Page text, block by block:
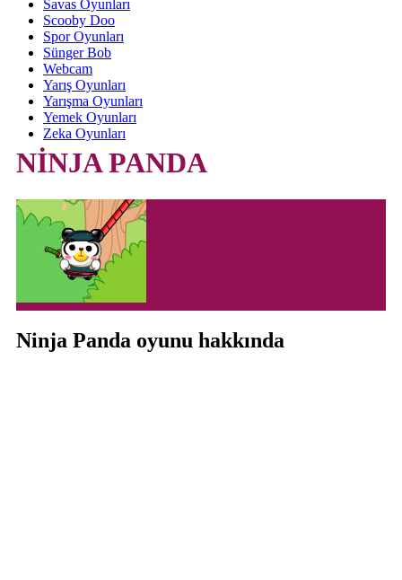
Savas Oyunları
Scooby Doo
Spor Oyunları
Sünger Bob
Webcam
Yarış Oyunları
Yarışma Oyunları
Yemek Oyunları
Zeka Oyunları
NİNJA PANDA
Ninja Panda oyunu hakkında